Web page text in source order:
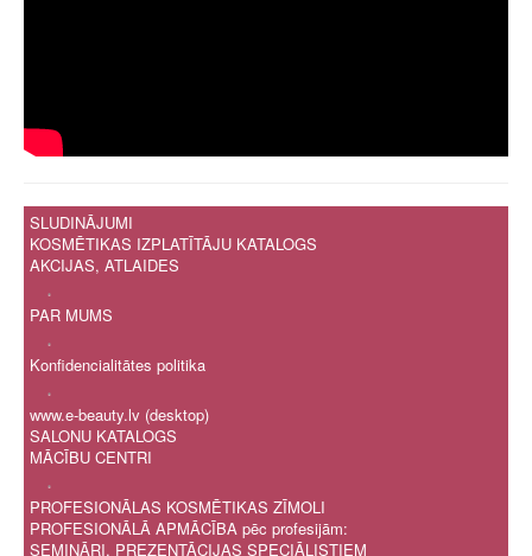
SLUDINĀJUMI
KOSMĒTIKAS IZPLATĪTĀJU KATALOGS
AKCIJAS, ATLAIDES
.
PAR MUMS
.
Konfidencialitātes politika
.
www.e-beauty.lv (desktop)
SALONU KATALOGS
MĀCĪBU CENTRI
.
PROFESIONĀLAS KOSMĒTIKAS ZĪMOLI
PROFESIONĀLĀ APMĀCĪBA pēc profesijām:
SEMINĀRI, PREZENTĀCIJAS SPECIĀLISTIEM